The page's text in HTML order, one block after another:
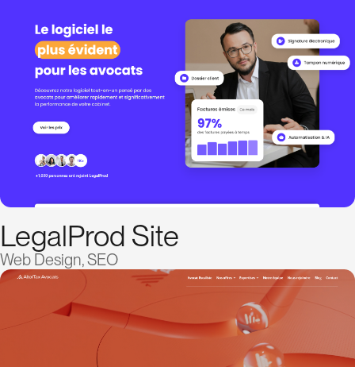
LegalProd Site
Web Design, SEO